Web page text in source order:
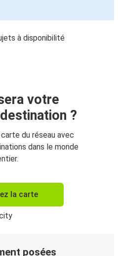
à disponibilité
votre
?
du réseau avec
dans le monde
la carte
posées